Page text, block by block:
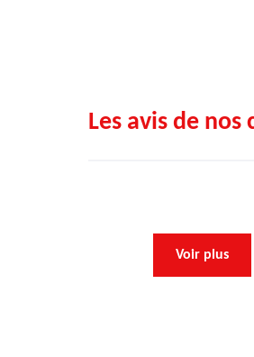
Les avis de nos
Voir plus